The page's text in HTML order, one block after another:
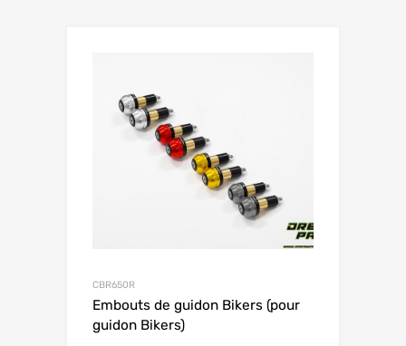
CBR650R
Embouts de guidon Bikers (pour
guidon Bikers)